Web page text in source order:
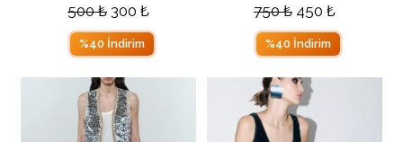
500₺ 300 ₺
%40 İndirim
750₺ 450 ₺
%40 İndirim